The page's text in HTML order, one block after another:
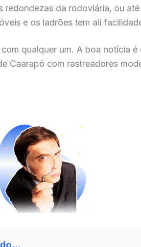
redondezas da rodoviária, ou
e os ladrões tem ali
qualquer um. A boa notícia é
Caarapó com rastreadores